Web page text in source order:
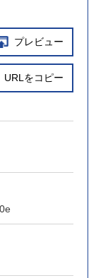
プレビュー
URLをコピー